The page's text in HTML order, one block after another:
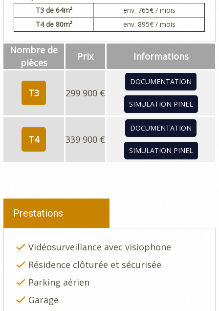
T3 de 64m² env. 765€ / mois
T4de 80m² env. 895€ / mois
Nombre de
pièces
Prix Informations
T3 299 900 €
DOCUMENTATION
SIMULATION PINEL
T4 339 900 €
DOCUMENTATION
SIMULATION PINEL
Prestations
Vidéosurveillance avec visiophone
Résidence clôturée et sécurisée
Parking aérien
Garage